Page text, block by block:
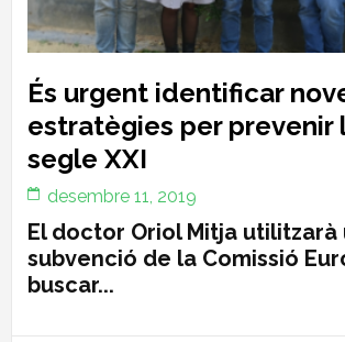
És urgent identificar
estratègies per prevenir
segle XXI
desembre 11, 2019
El doctor Oriol Mitja utilitzarà
subvenció de la Comissió
buscar...